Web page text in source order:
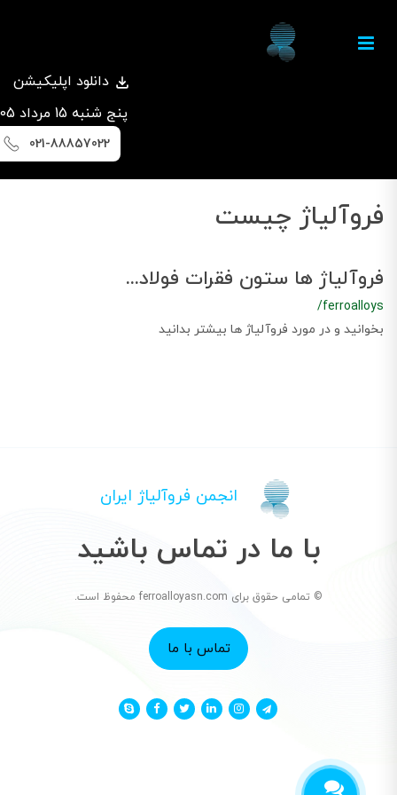
دانلود اپلیکیشن
پنج شنبه 15 مرداد 1405
021-88857022
فروآلیاژ چیست
فروآلیاژ ها ستون فقرات فولاد...
/ferroalloys
بخوانید و در مورد فروآلیاژ ها بیشتر بدانید
انجمن فروآلیاژ ایران
با ما در تماس باشید
© تمامی حقوق برای ferroalloyasn.com محفوظ است.
تماس با ما